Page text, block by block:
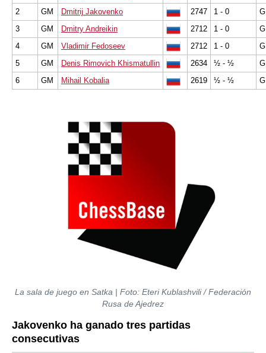
2
GM Dmitrij Jakovenko 2747 1 - 0
3
GM Dmitry Andreikin 2712 1 - 0
4
GM Vladimir Fedoseev 2712 1 - 0
5
GM Denis Rimovich Khismatullin 2634 ½ - ½
6
GM Mihail Kobalia 2619 ½ - ½
La sala de juego en Satka | Foto: Eteri Kublashvili / Federación
Rusa de Ajedrez
Jakovenko ha ganado tres partidas
consecutivas